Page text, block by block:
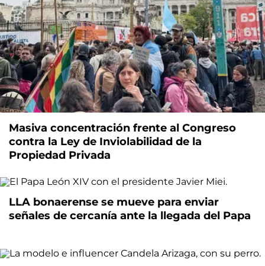
Masiva concentración frente al Congreso
contra la Ley de Inviolabilidad de la
Propiedad Privada
LLA bonaerense se mueve para enviar
señales de cercanía ante la llegada del Papa